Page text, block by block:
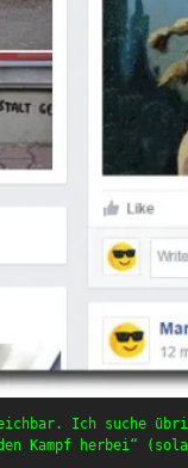
Ich suche
den Kampf herbei“